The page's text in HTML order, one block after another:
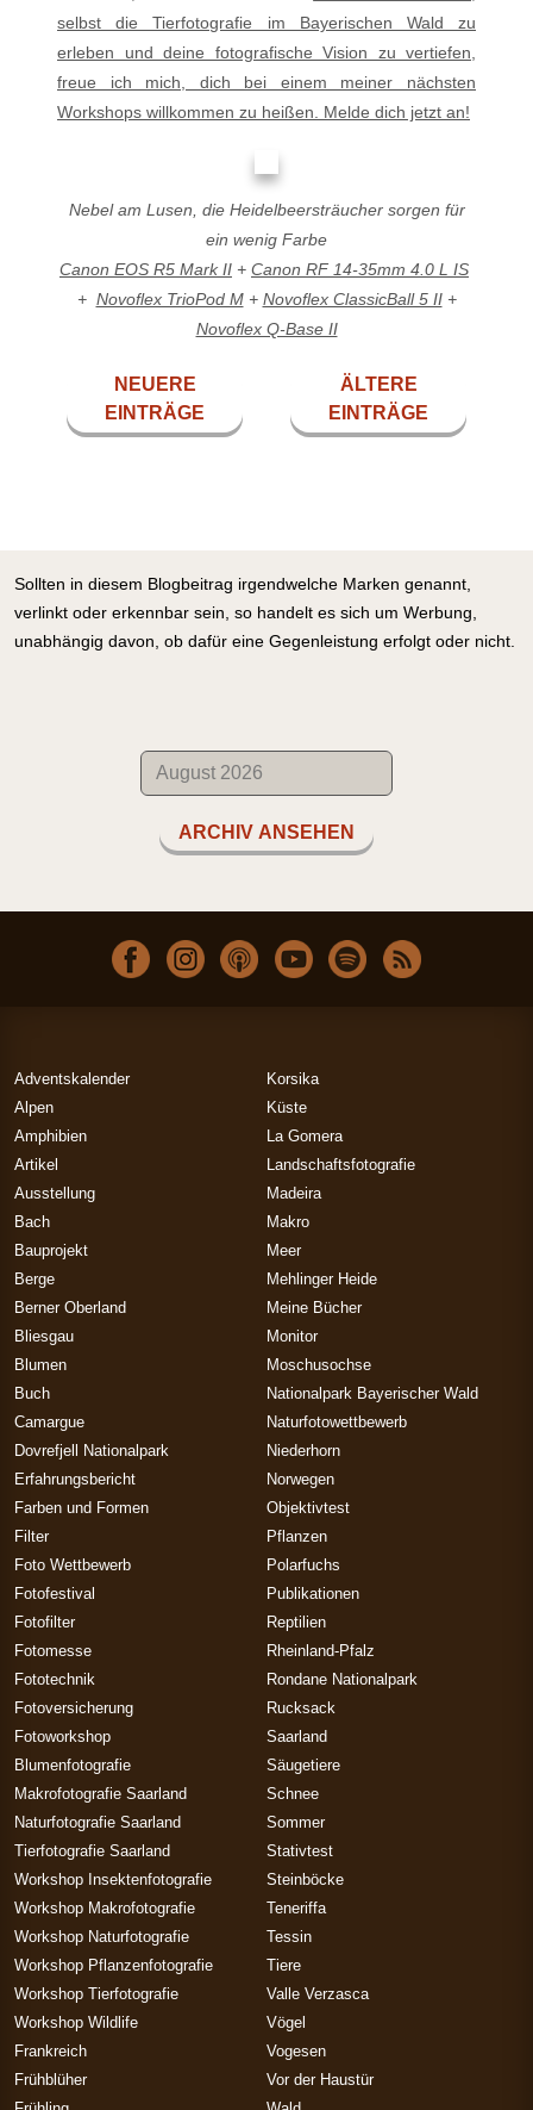
selbst die Tierfotografie im Bayerischen Wald zu
erleben und deine fotografische Vision zu vertiefen,
freue ich mich, dich bei einem meiner nächsten
Workshops willkommen zu heißen. Melde dich jetzt an!
Nebel am Lusen, die Heidelbeersträucher sorgen für
ein wenig Farbe
Canon EOS R5 Mark II + Canon RF 14-35mm 4.0 L IS
+ Novoflex TrioPod M+ Novoflex ClassicBall 5 II+
Novoflex Q-Base II
NEUERE
EINTRÄGE
ÄLTERE
EINTRÄGE
Sollten in diesem Blogbeitrag irgendwelche Marken genannt,
verlinkt oder erkennbar sein, so handelt es sich um Werbung,
unabhängig davon, ob dafür eine Gegenleistung erfolgt oder nicht.
ARCHIV ANSEHEN
Adventskalender
Alpen
Amphibien
Artikel
Ausstellung
Bach
Bauprojekt
Berge
Berner Oberland
Bliesgau
Blumen
Buch
Camargue
Dovrefjell Nationalpark
Erfahrungsbericht
Farben und Formen
Filter
Foto Wettbewerb
Fotofestival
Fotofilter
Fotomesse
Fototechnik
Fotoversicherung
Fotoworkshop
Blumenfotografie
Makrofotografie Saarland
Naturfotografie Saarland
Tierfotografie Saarland
Workshop Insektenfotografie
Workshop Makrofotografie
Workshop Naturfotografie
Workshop Pflanzenfotografie
Workshop Tierfotografie
Workshop Wildlife
Frankreich
Frühblüher
Korsika
Küste
La Gomera
Landschaftsfotografie
Madeira
Makro
Meer
Mehlinger Heide
Meine Bücher
Monitor
Moschusochse
Nationalpark Bayerischer Wald
Naturfotowettbewerb
Niederhorn
Norwegen
Objektivtest
Pflanzen
Polarfuchs
Publikationen
Reptilien
Rheinland-Pfalz
Rondane Nationalpark
Rucksack
Saarland
Säugetiere
Schnee
Sommer
Stativtest
Steinböcke
Teneriffa
Tessin
Tiere
Valle Verzasca
Vögel
Vogesen
Vor der Haustür